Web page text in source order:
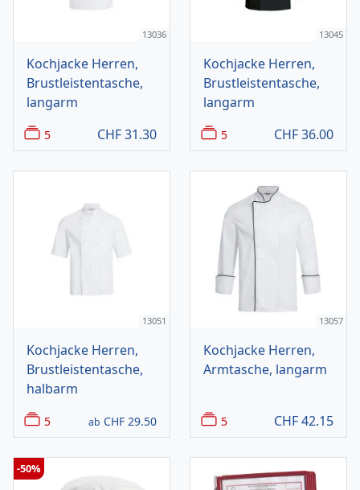
13036
Kochjacke Herren,
Brustleistentasche,
langarm
5 CHF31.30
13045
Kochjacke Herren,
Brustleistentasche,
langarm
5 CHF36.00
13051
Kochjacke Herren,
Brustleistentasche,
halbarm
5 ab CHF 29.50
13057
Kochjacke Herren,
Armtasche, langarm
5 CHF42.15
-50%